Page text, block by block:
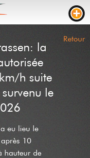
Retour
la
h suite
le
eu lieu le
10
hauteur de